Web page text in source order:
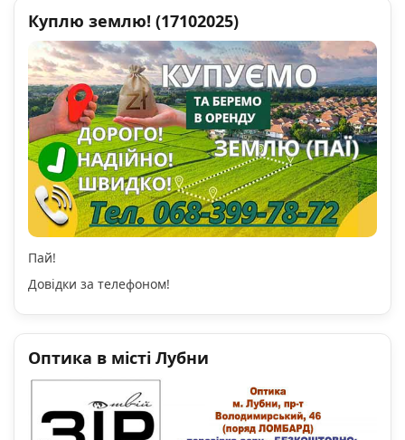
Куплю землю! (17102025)
Пай!
Довідки за телефоном!
Оптика в місті Лубни